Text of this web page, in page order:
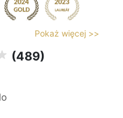
Pokaż więcej >>
(489)